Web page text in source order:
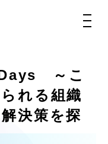
～こ
れる組織
決策を探